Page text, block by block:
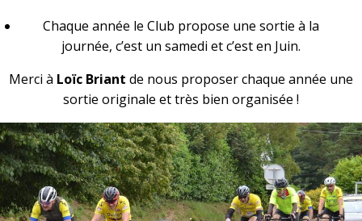
Chaque année le Club propose une sortie à la
journée, c’est un samedi et c’est en Juin.
Merci à Loïc Briant de nous proposer chaque année une
sortie originale et très bien organisée !